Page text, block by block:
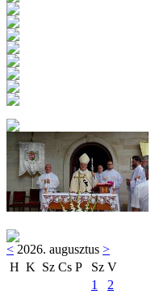
< 2026. augusztus >
H K Sz Cs P Sz V
1
2